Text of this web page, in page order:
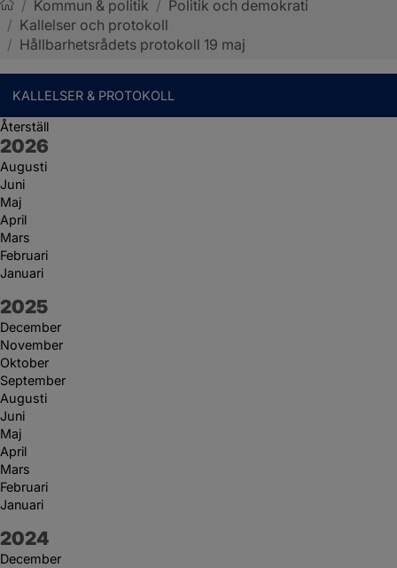
Sotenäs kommun
/ Kommun & politik / Politik och demokrati
/ Kallelser och protokoll
/ Hållbarhetsrådets protokoll 19 maj
KALLELSER & PROTOKOLL
Återställ
År:
2026
Augusti
Juni
Maj
April
Mars
Februari
Januari
År:
2025
December
November
Oktober
September
Augusti
Juni
Maj
April
Mars
Februari
Januari
År:
2024
December